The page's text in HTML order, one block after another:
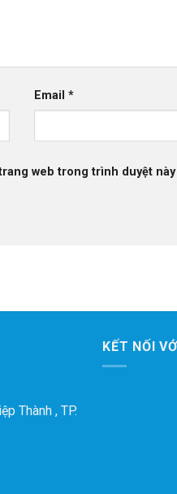
Email *
web trong trình duyệt
Thành , TP.
KẾT NỐI